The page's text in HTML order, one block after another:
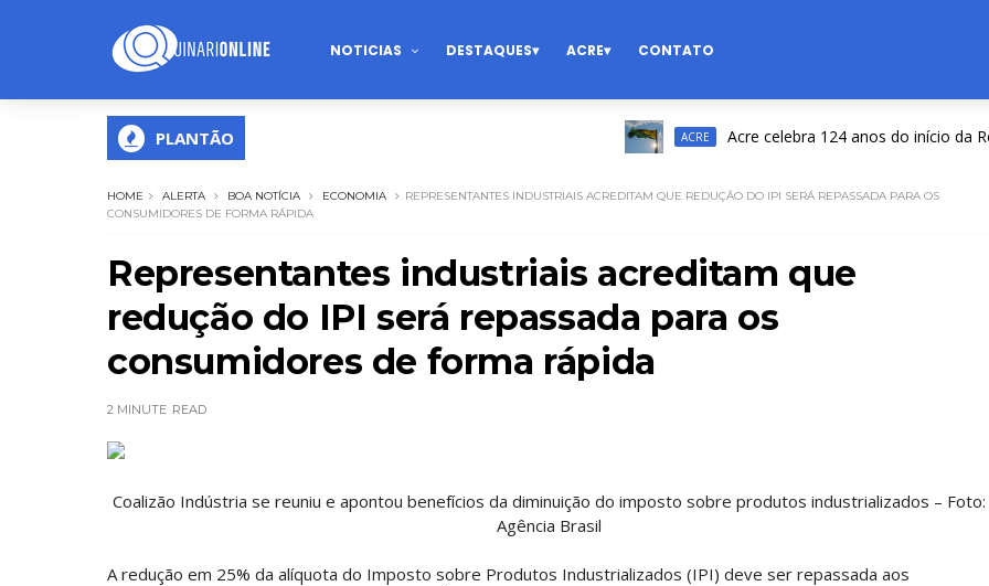
NOTICIAS DESTAQUES ACRE CONTATO
PLANTÃO ACRE Acre celebra 124 anos do início da
HOME ALERTA BOA NOTÍCIA ECONOMIA
REPRESENTANTES INDUSTRIAIS ACREDITAM QUE REDUÇÃO DO IPI SERÁ REPASSADA PARA OS
CONSUMIDORES DE FORMA RÁPIDA
Representantes industriais acreditam que
redução do IPI será repassada para os
consumidores de forma rápida
2 MINUTE READ
Coalizão Indústria se reuniu e apontou benefícios da diminuição do imposto sobre produtos industrializados – Foto:
Agência Brasil
A redução em 25% da alíquota do Imposto sobre Produtos Industrializados (IPI) deve ser repassada aos